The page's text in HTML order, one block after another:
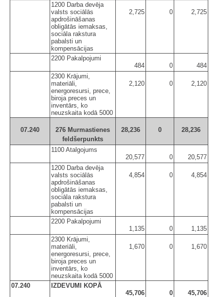
1200 Darba devēja
valsts sociālās
apdrošināšanas
obligātās iemaksas,
sociāla rakstura
pabalsti un
kompensācijas
2,725 0 2,725
2200 Pakalpojumi
484
0
484
2300 Krājumi,
materiāli,
energoresursi, prece,
biroja preces un
inventārs, ko
neuzskaita kodā 5000
2,120 0 2,120
07.240
276 Murmastienes
feldšerpunkts
28,236 0 28,236
1100 Atalgojums
20,577
0
20,577
1200 Darba devēja
valsts sociālās
apdrošināšanas
obligātās iemaksas,
sociāla rakstura
pabalsti un
kompensācijas
4,854 0 4,854
2200 Pakalpojumi
1,135
0
1,135
2300 Krājumi,
materiāli,
energoresursi, prece,
biroja preces un
inventārs, ko
neuzskaita kodā 5000
1,670 0 1,670
07.240
IZDEVUMI KOPĀ
45,706
0
45,706